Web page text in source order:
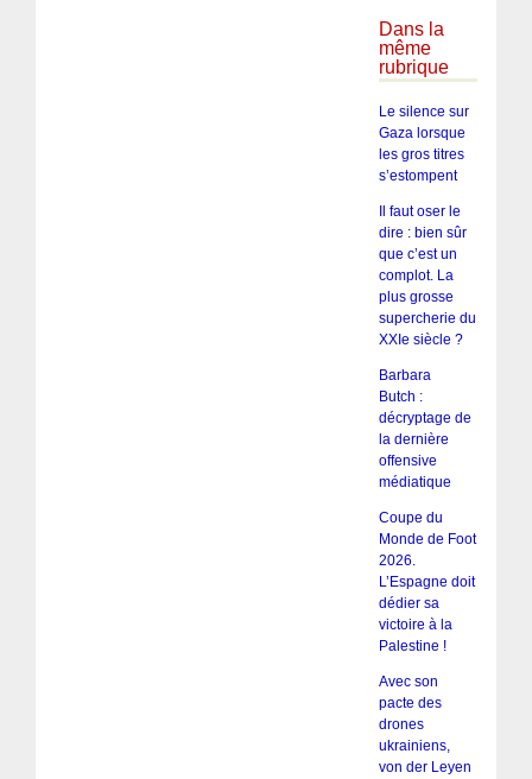
Dans la
même
rubrique
Le silence sur
Gaza lorsque
les gros titres
s’estompent
Il faut oser le
dire : bien sûr
que c’est un
complot. La
plus grosse
supercherie du
XXIe siècle ?
Barbara
Butch :
décryptage de
la dernière
offensive
médiatique
Coupe du
Monde de Foot
2026.
L’Espagne doit
dédier sa
victoire à la
Palestine !
Avec son
pacte des
drones
ukrainiens,
von der Leyen